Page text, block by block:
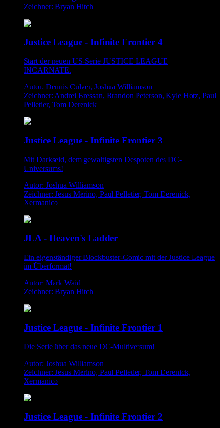
Zeichner: Bryan Hitch
Justice League - Infinite Frontier 4
Start der neuen US-Serie JUSTICE LEAGUE
INCARNATE.
Autor: Dennis Culver, Joshua Williamson
Zeichner: Andrei Bressan, Brandon Peterson, Kyle Hotz, Paul
Pelletier, Tom Derenick
Justice League - Infinite Frontier 3
Mit Darkseid, dem gewaltigsten Despoten des DC-
Universums!
Autor: Joshua Williamson
Zeichner: Jesus Merino, Paul Pelletier, Tom Derenick,
Xermanico
JLA - Heaven's Ladder
Ein eigenständiger Blockbuster-Comic mit der Justice League
im Überformat!
Autor: Mark Waid
Zeichner: Bryan Hitch
Justice League - Infinite Frontier 1
Die Serie über das neue DC-Multiversum!
Autor: Joshua Williamson
Zeichner: Jesus Merino, Paul Pelletier, Tom Derenick,
Xermanico
Justice League - Infinite Frontier 2